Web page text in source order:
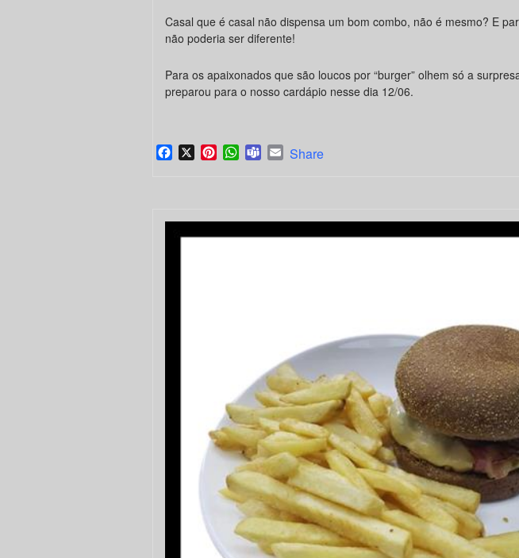
Casal que é casal não dispensa um bom combo, não é mesmo? E
não poderia ser diferente!
Para os apaixonados que são loucos por “burger” olhem só a
preparou para o nosso cardápio nesse dia 12/06.
Facebook
X PinterestWhatsApp
TeamsEmail
Share